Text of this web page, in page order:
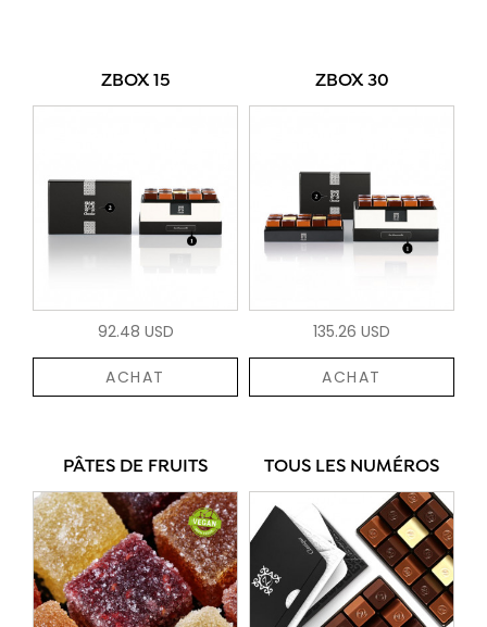
ZBOX 15
92.48 USD
ACHAT
ZBOX 30
135.26 USD
ACHAT
PÂTES DE FRUITS TOUS LES NUMÉROS